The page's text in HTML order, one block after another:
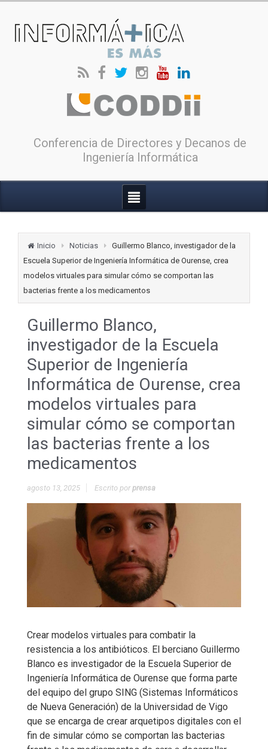
Conferencia de Directores y Decanos de
Ingeniería Informática
Inicio Noticias
Guillermo Blanco, investigador de la
Escuela Superior de Ingeniería Informática de Ourense, crea
modelos virtuales para simular cómo se comportan las
bacterias frente a los medicamentos
Guillermo Blanco,
investigador de la Escuela
Superior de Ingeniería
Informática de Ourense, crea
modelos virtuales para
simular cómo se comportan
las bacterias frente a los
medicamentos
agosto 13, 2025 Escrito porprensa
Crear modelos virtuales para combatir la
resistencia a los antibióticos. El berciano Guillermo
Blanco es investigador de la Escuela Superior de
Ingeniería Informática de Ourense que forma parte
del equipo del grupo SING (Sistemas Informáticos
de Nueva Generación) de la Universidad de Vigo
que se encarga de crear arquetipos digitales con el
fin de simular cómo se comportan las bacterias